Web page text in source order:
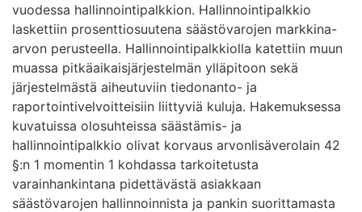
vuodessa hallinnointipalkkion. Hallinnointipalkkio
laskettiin prosenttiosuutena säästövarojen markkina-
arvon perusteella. Hallinnointipalkkiolla katettiin muun
muassa pitkäaikaisjärjestelmän ylläpitoon sekä
järjestelmästä aiheutuviin tiedonanto- ja
raportointivelvoitteisiin liittyviä kuluja. Hakemuksessa
kuvatuissa olosuhteissa säästämis- ja
hallinnointipalkkio olivat korvaus arvonlisäverolain 42
§:n 1 momentin 1 kohdassa tarkoitetusta
varainhankintana pidettävästä asiakkaan
säästövarojen hallinnoinnista ja pankin suorittamasta